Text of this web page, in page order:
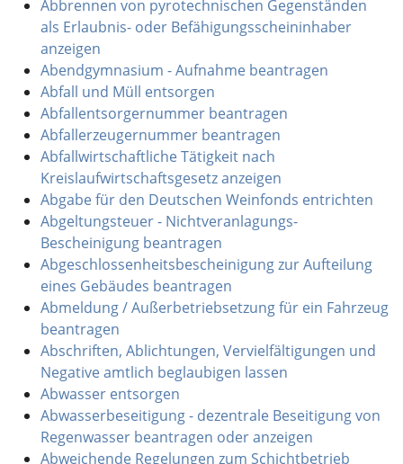
Abbrennen von pyrotechnischen Gegenständen
als Erlaubnis- oder Befähigungsscheininhaber
anzeigen
Abendgymnasium - Aufnahme beantragen
Abfall und Müll entsorgen
Abfallentsorgernummer beantragen
Abfallerzeugernummer beantragen
Abfallwirtschaftliche Tätigkeit nach
Kreislaufwirtschaftsgesetz anzeigen
Abgabe für den Deutschen Weinfonds entrichten
Abgeltungsteuer - Nichtveranlagungs-
Bescheinigung beantragen
Abgeschlossenheitsbescheinigung zur Aufteilung
eines Gebäudes beantragen
Abmeldung / Außerbetriebsetzung für ein Fahrzeug
beantragen
Abschriften, Ablichtungen, Vervielfältigungen und
Negative amtlich beglaubigen lassen
Abwasser entsorgen
Abwasserbeseitigung - dezentrale Beseitigung von
Regenwasser beantragen oder anzeigen
Abweichende Regelungen zum Schichtbetrieb